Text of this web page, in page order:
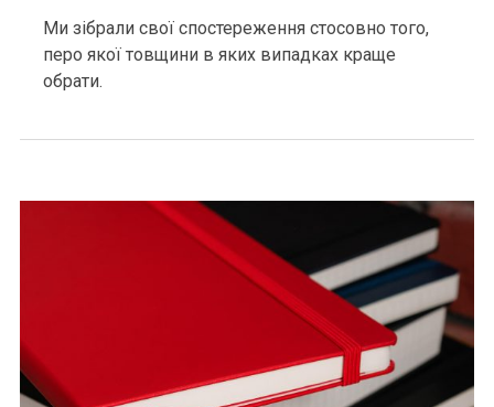
Ми зібрали свої спостереження стосовно того,
перо якої товщини в яких випадках краще
обрати.